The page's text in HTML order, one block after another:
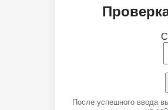
После успешного ввода